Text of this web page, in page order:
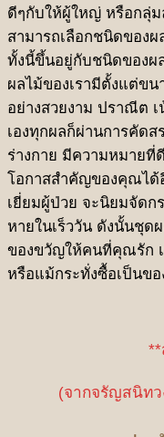
ดีๆกับให้ผู้ใหญ่ หรือกลุ่
สามารถเลือกชนิดของ
ทั้งนี้ขึ้นอยู่กับชนิดของผ
ผลไม้ของเรามีตั้งแต่ข
อย่างสวยงาม ปราณีต
เองทุกผลก็ผ่านการคัด
ร่างกาย มีความหมายที่
โอกาสสำคัญของคุณได้
เยี่ยมผู้ป่วย จะนิยมจัดก
หายในเร็ววัน ดังนั้นชุด
ของขวัญให้คนที่คุณรัก
หรือแม้กระทั่งซื้อเป็นข
(จากจรัญสนิทว